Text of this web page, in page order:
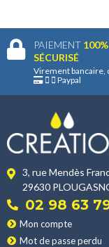
PAIEMENT 100%
SÉCURISÉ
Virement bancaire,
Paypal
3, rue Mendès
29630
02 98 63
Mon compte
Mot de passe perdu